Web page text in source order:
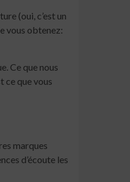
(oui, c’est un
vous obtenez:
Ce que nous
ce que vous
marques
d’écoute les